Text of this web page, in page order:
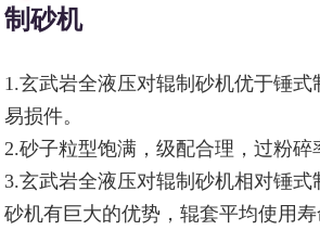
制砂机
1.玄武岩全液压对辊制砂机优于锤式
易损件。
2.砂子粒型饱满，级配合理，过粉碎
3.玄武岩全液压对辊制砂机相对锤式
砂机有巨大的优势，辊套平均使用